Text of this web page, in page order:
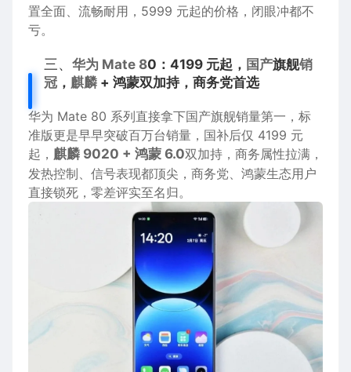
置全面、流畅耐用，5999 元起的价格，闭眼冲都不
亏。
三、 华为 Mate 80：4199 元起， 国产旗舰销
冠 ， 麒麟 + 鸿蒙双加持，商务党首选
华为 Mate 80 系列直接拿下国产旗舰销量第一 ， 标
准版更是早早突破百万台销量，国补后仅 4199 元
起， 麒麟 9020 + 鸿蒙 6.0双加持，商务属性拉满，
发热控制 信号表现都顶尖，商务党、 鸿蒙生态用户
直接锁死，零差评实至名归。